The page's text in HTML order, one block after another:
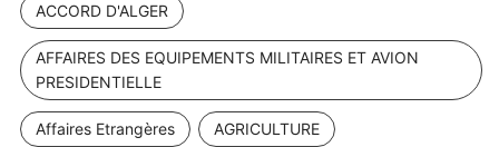
ACCORD D'ALGER
AFFAIRES DES EQUIPEMENTS MILITAIRES ET AVION
PRESIDENTIELLE
Affaires Etrangères AGRICULTURE